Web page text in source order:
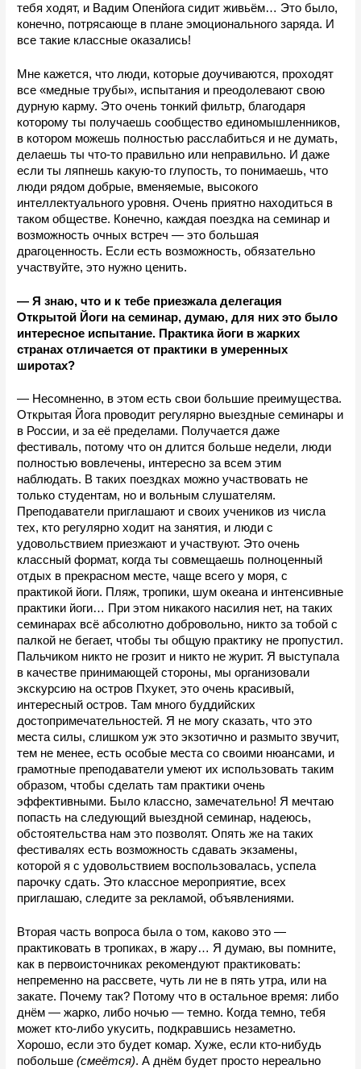
тебя ходят, и Вадим Опенйога сидит живьём… Это было,
конечно, потрясающе в плане эмоционального заряда. И
все такие классные оказались!
Мне кажется, что люди, которые доучиваются, проходят
все «медные трубы», испытания и преодолевают свою
дурную карму. Это очень тонкий фильтр, благодаря
которому ты получаешь сообщество единомышленников,
в котором можешь полностью расслабиться и не думать,
делаешь ты что-то правильно или неправильно. И даже
если ты ляпнешь какую-то глупость, то понимаешь, что
люди рядом добрые, вменяемые, высокого
интеллектуального уровня. Очень приятно находиться в
таком обществе. Конечно, каждая поездка на семинар и
возможность очных встреч — это большая
драгоценность. Если есть возможность, обязательно
участвуйте, это нужно ценить.
— Я знаю, что и к тебе приезжала делегация
Открытой Йоги на семинар, думаю, для них это было
интересное испытание. Практика йоги в жарких
странах отличается от практики в умеренных
широтах?
— Несомненно, в этом есть свои большие преимущества.
Открытая Йога проводит регулярно выездные семинары и
в России, и за её пределами. Получается даже
фестиваль, потому что он длится больше недели, люди
полностью вовлечены, интересно за всем этим
наблюдать. В таких поездках можно участвовать не
только студентам, но и вольным слушателям.
Преподаватели приглашают и своих учеников из числа
тех, кто регулярно ходит на занятия, и люди с
удовольствием приезжают и участвуют. Это очень
классный формат, когда ты совмещаешь полноценный
отдых в прекрасном месте, чаще всего у моря, с
практикой йоги. Пляж, тропики, шум океана и интенсивные
практики йоги… При этом никакого насилия нет, на таких
семинарах всё абсолютно добровольно, никто за тобой с
палкой не бегает, чтобы ты общую практику не пропустил.
Пальчиком никто не грозит и никто не журит. Я выступала
в качестве принимающей стороны, мы организовали
экскурсию на остров Пхукет, это очень красивый,
интересный остров. Там много буддийских
достопримечательностей. Я не могу сказать, что это
места силы, слишком уж это экзотично и размыто звучит,
тем не менее, есть особые места со своими нюансами, и
грамотные преподаватели умеют их использовать таким
образом, чтобы сделать там практики очень
эффективными. Было классно, замечательно! Я мечтаю
попасть на следующий выездной семинар, надеюсь,
обстоятельства нам это позволят. Опять же на таких
фестивалях есть возможность сдавать экзамены,
которой я с удовольствием воспользовалась, успела
парочку сдать. Это классное мероприятие, всех
приглашаю, следите за рекламой, объявлениями.
Вторая часть вопроса была о том, каково это —
практиковать в тропиках, в жару… Я думаю, вы помните,
как в первоисточниках рекомендуют практиковать:
непременно на рассвете, чуть ли не в пять утра, или на
закате. Почему так? Потому что в остальное время: либо
днём — жарко, либо ночью — темно. Когда темно, тебя
может кто-либо укусить, подкравшись незаметно.
Хорошо, если это будет комар. Хуже, если кто-нибудь
побольше (смеётся). А днём будет просто нереально